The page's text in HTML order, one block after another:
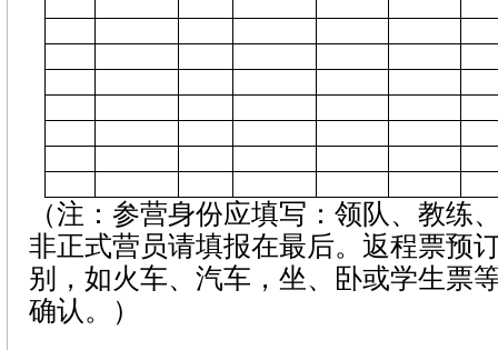
（注：参营身份应填写：领队、教练
非正式营员请填报在最后。返程票预
别，如火车、汽车，坐、卧或学生票
确认。）